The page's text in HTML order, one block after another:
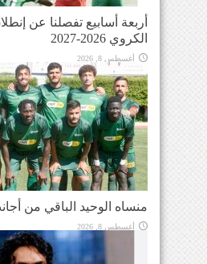
أربعة أسابيع تفصلنا عن
الكروي 2026-2027
أغسطس 8, 2026
منساه الوحيد الباقي من
أغسطس 8, 2026